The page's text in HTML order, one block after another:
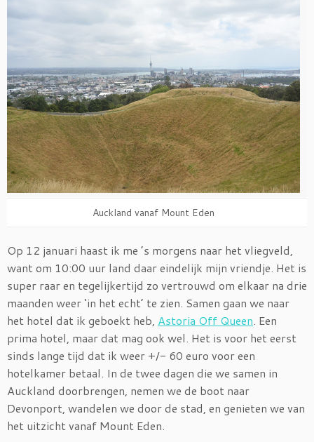
Auckland vanaf Mount Eden
Op 12 januari haast ik me ’s morgens naar het vliegveld,
want om 10:00 uur land daar eindelijk mijn vriendje. Het is
super raar en tegelijkertijd zo vertrouwd om elkaar na drie
maanden weer ‘in het echt’ te zien. Samen gaan we naar
het hotel dat ik geboekt heb, Astoria Off Queen. Een
prima hotel, maar dat mag ook wel. Het is voor het eerst
sinds lange tijd dat ik weer +/- 60 euro voor een
hotelkamer betaal. In de twee dagen die we samen in
Auckland doorbrengen, nemen we de boot naar
Devonport, wandelen we door de stad, en genieten we van
het uitzicht vanaf Mount Eden.